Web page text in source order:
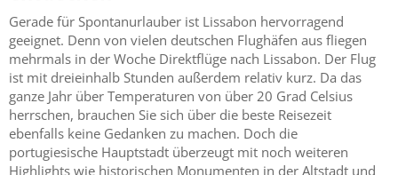
Gerade für Spontanurlauber ist Lissabon hervorragend
geeignet. Denn von vielen deutschen Flughäfen aus fliegen
mehrmals in der Woche Direktflüge nach Lissabon. Der Flug
ist mit dreieinhalb Stunden außerdem relativ kurz. Da das
ganze Jahr über Temperaturen von über 20 Grad Celsius
herrschen, brauchen Sie sich über die beste Reisezeit
ebenfalls keine Gedanken zu machen. Doch die
portugiesische Hauptstadt überzeugt mit noch weiteren
Highlights wie historischen Monumenten in der Altstadt und